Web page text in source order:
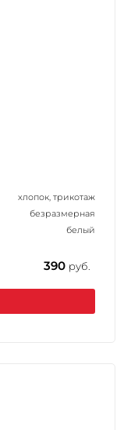
хлопок, трикотаж
безразмерная
белый
390 руб.